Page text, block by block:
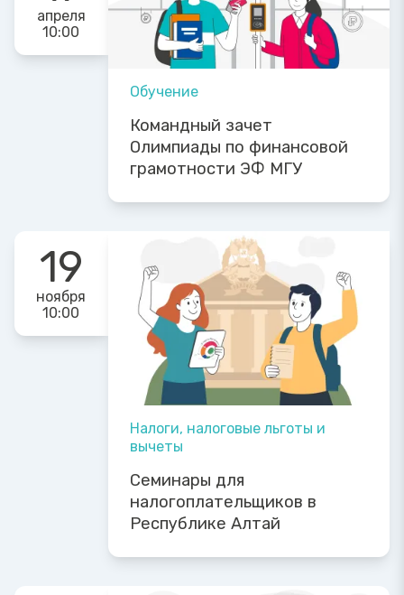
апреля
10:00
Обучение
Командный зачет
Олимпиады по финансовой
грамотности ЭФ МГУ
19
ноября
10:00
Налоги, налоговые льготы и
вычеты
Семинары для
налогоплательщиков в
Республике Алтай